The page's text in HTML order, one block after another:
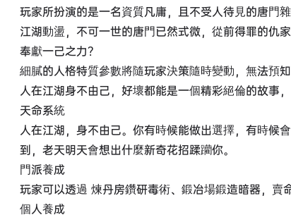
玩家所扮演的是一名資質凡庸，且不受人待見的唐門
江湖動盪，不可一世的唐門已然式微，從前得罪的仇
奉獻一己之力？
細膩的人格特質參數將隨玩家決策隨時變動，無法預
人在江湖身不由己，好壞都能是一個精彩絕倫的故事，
天命系統
人在江湖，身不由己。你有時候能做出選擇，有時候
到，老天明天會想出什麼新奇花招蹂躪你。
門派養成
玩家可以透過 煉丹房鑽研毒術、鍛冶場鍛造暗器，
個人養成